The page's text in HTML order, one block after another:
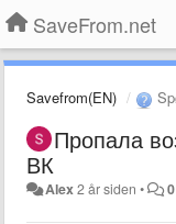
SaveFrom.net
Savefrom(EN)
Пропала
ВК
Alex2 år siden • 0